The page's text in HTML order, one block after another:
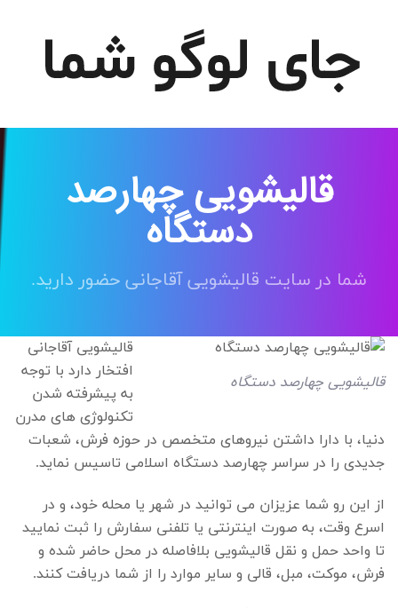
قالیشویی چهارصد
دستگاه
شما در سایت قالیشویی آقاجانی حضور دارید.
قالیشویی چهارصد دستگاه
قالیشویی آقاجانی
افتخار دارد با توجه
به پیشرفته شدن
تکنولوژی های مدرن
دنیا، با دارا داشتن نیروهای متخصص در حوزه فرش، شعبات
جدیدی را در سراسر چهارصد دستگاه اسلامی تاسیس نماید.
از این رو شما عزیزان می توانید در شهر یا محله خود، و در
اسرع وقت، به صورت اینترنتی یا تلفنی سفارش را ثبت نمایید
تا واحد حمل و نقل قالیشویی بلافاصله در محل حاضر شده و
فرش، موکت، مبل، قالی و سایر موارد را از شما دریافت کنند.